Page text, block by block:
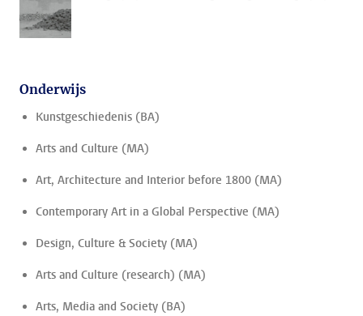
Onderwijs
Kunstgeschiedenis (BA)
Arts and Culture (MA)
Art, Architecture and Interior before 1800 (MA)
Contemporary Art in a Global Perspective (MA)
Design, Culture & Society (MA)
Arts and Culture (research) (MA)
Arts, Media and Society (BA)